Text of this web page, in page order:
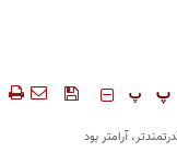
‍‍‍ پ پ
آرامتر بود